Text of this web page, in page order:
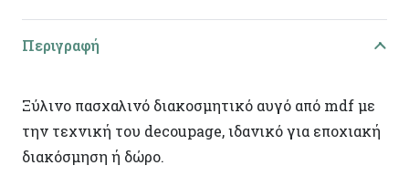
Περιγραφή
Ξύλινο πασχαλινό διακοσμητικό αυγό από mdf με
την τεχνική του decoupage, ιδανικό για εποχιακή
διακόσμηση ή δώρο.